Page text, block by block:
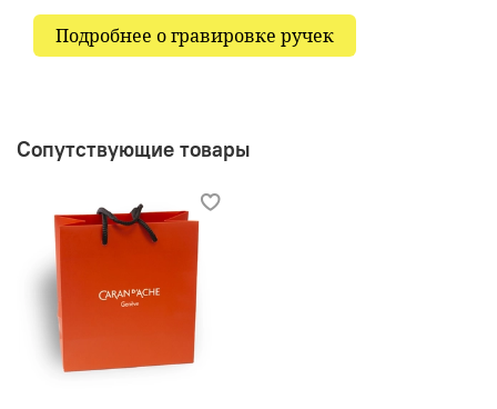
Подробнее о гравировке ручек
Сопутствующие товары